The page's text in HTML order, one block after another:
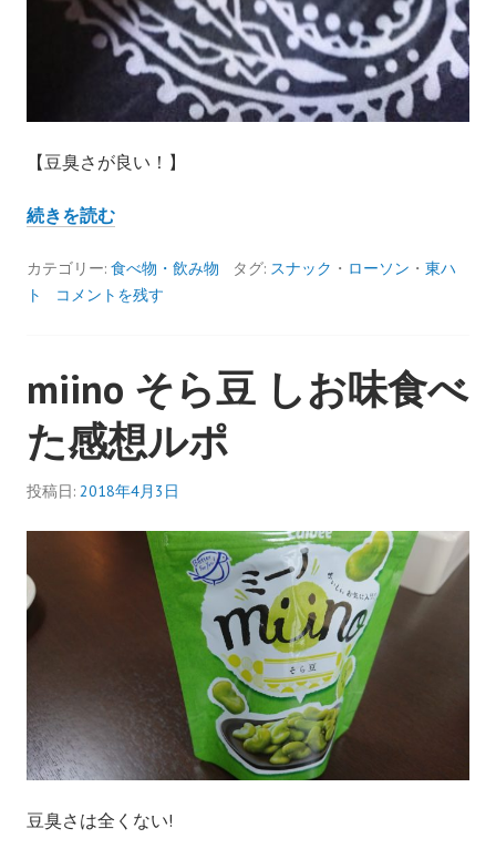
【豆臭さが良い！】
続きを読むナ
ュ
ラ
ソ
ン
の
パ
リ
パ
チ
ッ
プ
食
カテゴリー: 食べ物・飲み物 タグ: スナック ・ ローソン ・ 東ハ
ト
コメントを残す
miino そら豆 しお味食べ
た感想ルポ
投稿日: 2018年4月3日
豆臭さは全くない!